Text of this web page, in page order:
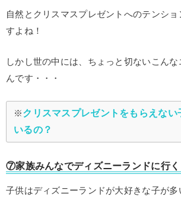
自然とクリスマスプレゼントへのテンショ
すよね！
しかし世の中には、ちょっと切ないこん
んです・・・
※クリスマスプレゼントをもらえない
いるの？
⑦家族みんなでディズニーランドに行く
子供はディズニーランドが大好きな子が多